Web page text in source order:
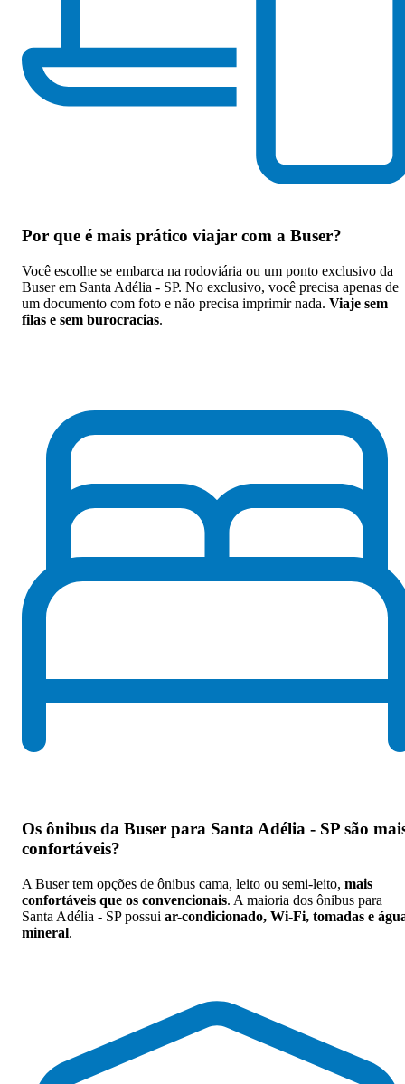
Por que é mais prático viajar com a Buser?
Você escolhe se embarca na rodoviária ou um ponto exclusivo da
Buser em Santa Adélia - SP. No exclusivo, você precisa apenas de
um documento com foto e não precisa imprimir nada. Viaje sem
filas e sem burocracias.
Os ônibus da Buser para Santa Adélia - SP são
confortáveis?
A Buser tem opções de ônibus cama, leito ou semi-leito, mais
confortáveis que os convencionais. A maioria dos ônibus para
Santa Adélia - SP possui ar-condicionado, Wi-Fi, tomadas e
mineral.